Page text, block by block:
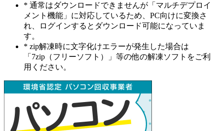
* 通常はダウンロードできませんが「マルチデプロイ
メント機能」に対応しているため、PC向けに変換さ
れ、ログインするとダウンロード可能になっていま
す。
* zip解凍時に文字化けエラーが発生した場合は
「7zip（フリーソフト）」等の他の解凍ソフトをご利
用ください。